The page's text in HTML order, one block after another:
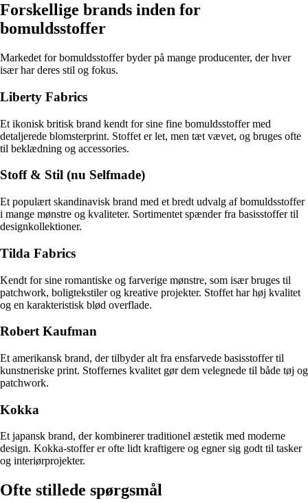
Forskellige brands inden for
bomuldsstoffer
Markedet for bomuldsstoffer byder på mange producenter, der hver
især har deres stil og fokus.
Liberty Fabrics
Et ikonisk britisk brand kendt for sine fine bomuldsstoffer med
detaljerede blomsterprint. Stoffet er let, men tæt vævet, og bruges ofte
til beklædning og accessories.
Stoff & Stil (nu Selfmade)
Et populært skandinavisk brand med et bredt udvalg af bomuldsstoffer
i mange mønstre og kvaliteter. Sortimentet spænder fra basisstoffer til
designkollektioner.
Tilda Fabrics
Kendt for sine romantiske og farverige mønstre, som især bruges til
patchwork, boligtekstiler og kreative projekter. Stoffet har høj kvalitet
og en karakteristisk blød overflade.
Robert Kaufman
Et amerikansk brand, der tilbyder alt fra ensfarvede basisstoffer til
kunstneriske print. Stoffernes kvalitet gør dem velegnede til både tøj og
patchwork.
Kokka
Et japansk brand, der kombinerer traditionel æstetik med moderne
design. Kokka-stoffer er ofte lidt kraftigere og egner sig godt til tasker
og interiørprojekter.
Ofte stillede spørgsmål